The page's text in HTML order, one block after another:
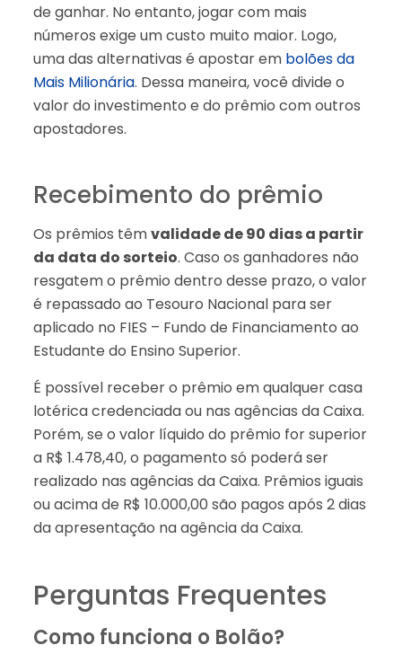
de ganhar. No entanto, jogar com mais
números exige um custo muito maior. Logo,
uma das alternativas é apostar em bolões da
Mais Milionária. Dessa maneira, você divide o
valor do investimento e do prêmio com outros
apostadores.
Recebimento do prêmio
Os prêmios têmvalidade de 90 dias a partir
da data do sorteio. Caso os ganhadores não
resgatem o prêmio dentro desse prazo, o valor
é repassado ao Tesouro Nacional para ser
aplicado no FIES – Fundo de Financiamento ao
Estudante do Ensino Superior.
É possível receber o prêmio em qualquer casa
lotérica credenciada ou nas agências da Caixa.
Porém, se o valor líquido do prêmio for superior
a R$ 1.478,40, o pagamento só poderá ser
realizado nas agências da Caixa. Prêmios iguais
ou acima de R$ 10.000,00 são pagos após 2 dias
da apresentação na agência da Caixa.
Perguntas Frequentes
Como funciona o Bolão?